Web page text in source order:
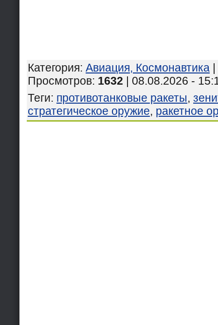
Категория: Авиация, Космонавтика |
Просмотров: 1632 | 08.08.2026 -
Теги: противотанковые ракеты,
стратегическое оружие, ракетное